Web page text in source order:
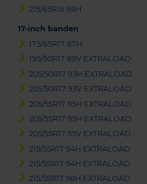
215/65R16 98H
17-inch banden
175/65R17 87H
195/50R17 89V EXTRALOAD
205/50R17 93H EXTRALOAD
205/50R17 93V EXTRALOAD
205/55R17 95H EXTRALOAD
205/55R17 95H EXTRALOAD
205/55R17 95V EXTRALOAD
215/55R17 94H EXTRALOAD
215/55R17 94H EXTRALOAD
215/55R17 98H EXTRALOAD